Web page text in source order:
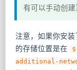
有可以手动创建
注意，如果你安
的存储位置是在
additional-